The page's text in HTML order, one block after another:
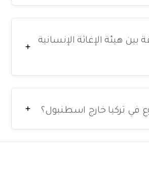
هيئة الإغاثة الإنسانية
في تركيا خارج اسطنبول؟